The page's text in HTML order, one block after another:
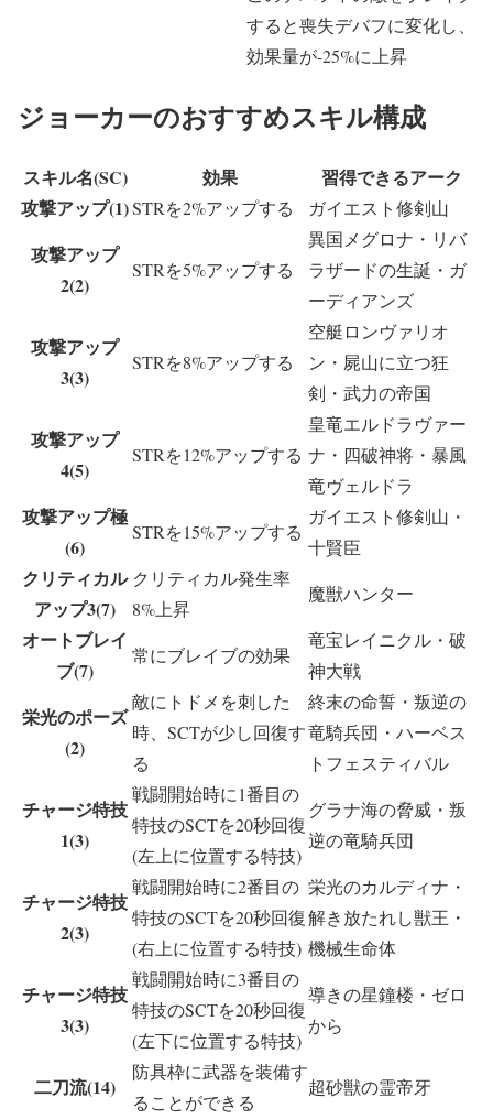
すると喪失デバフに変化し、
効果量が-25%に上昇
ジョーカーのおすすめスキル構成
スキル名(SC) 効果
習得できるアーク
攻撃アップ(1)STRを2%アップする ガイエスト修剣山
攻撃アップ
2(2)
STRを5%アップする
異国メグロナ・リバ
ラザードの生誕・ガ
ーディアンズ
攻撃アップ
3(3)
STRを8%アップする
空艇ロンヴァリオ
ン・屍山に立つ狂
剣・武力の帝国
攻撃アップ
4(5)
STRを12%アップする
皇竜エルドラヴァー
ナ・四破神将・暴風
竜ヴェルドラ
攻撃アップ極
(6)
STRを15%アップする
ガイエスト修剣山・
十賢臣
クリティカル
アップ3(7)
クリティカル発生率
8%上昇
魔獣ハンター
オートブレイ
ブ(7)
常にブレイブの効果
竜宝レイニクル・破
神大戦
栄光のポーズ
(2)
敵にトドメを刺した
時、SCTが少し回復す
る
終末の命誓・叛逆の
竜騎兵団・ハーベス
トフェスティバル
チャージ特技
1(3)
戦闘開始時に1番目の
特技のSCTを20秒回復
(左上に位置する特技)
グラナ海の脅威・叛
逆の竜騎兵団
チャージ特技
2(3)
戦闘開始時に2番目の
特技のSCTを20秒回復
(右上に位置する特技)
栄光のカルディナ・
解き放たれし獣王・
機械生命体
チャージ特技
3(3)
戦闘開始時に3番目の
特技のSCTを20秒回復
(左下に位置する特技)
導きの星鐘楼・ゼロ
から
二刀流(14)
防具枠に武器を装備す
ることができる
超砂獣の霊帝牙